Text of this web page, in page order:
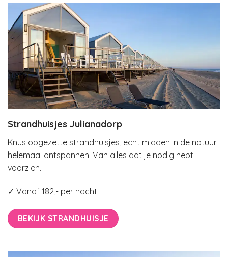
Strandhuisjes Julianadorp
Knus opgezette strandhuisjes, echt midden in de natuur
helemaal ontspannen. Van alles dat je nodig hebt
voorzien.
✓ Vanaf 182,- per nacht
BEKIJK STRANDHUISJE